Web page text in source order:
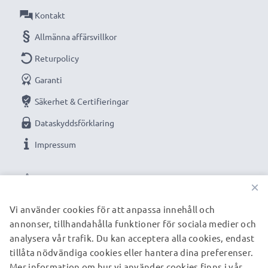
VÅRA BETALNINGSALTERNATIV
Kontakt
Allmänna affärsvillkor
Returpolicy
Garanti
Säkerhet & Certifieringar
Dataskyddsförklaring
Impressum
VÅRA FRAKTPARTNERS
×
Vi använder cookies för att anpassa innehåll och
annonser, tillhandahålla funktioner för sociala medier och
analysera vår trafik. Du kan acceptera alla cookies, endast
tillåta nödvändiga cookies eller hantera dina preferenser.